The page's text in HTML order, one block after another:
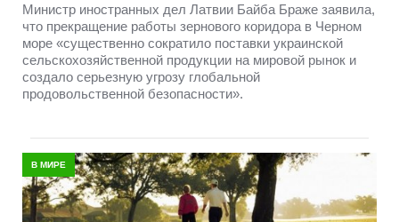
Министр иностранных дел Латвии Байба Браже заявила,
что прекращение работы зернового коридора в Черном
море «существенно сократило поставки украинской
сельскохозяйственной продукции на мировой рынок и
создало серьезную угрозу глобальной
продовольственной безопасности».
В МИРЕ